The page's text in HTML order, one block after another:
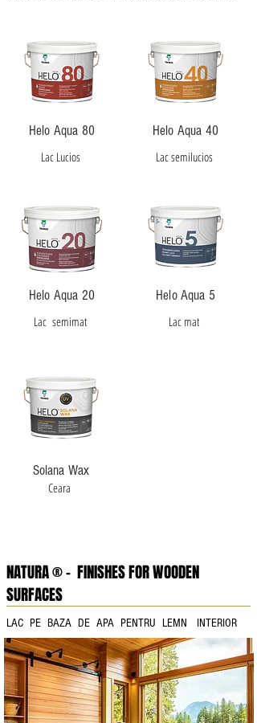
Helo Aqua 80
Lac Lucios
Helo Aqua 20
Lac semimat
Helo Aqua 40
Lac semilucios
Helo Aqua 5
Lac mat
Solana Wax
Ceara
NATURA ® - FINISHES FOR WOODEN
SURFACES​
LAC PE BAZA DE APA PENTRU LEMN INTERIOR